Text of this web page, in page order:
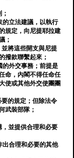
的立法建議，以執行
規定，向尼提耶拉建
；
並將這些開支與尼提
撥款聯繫起來；
的外交事務；前提是
命，內閣不得任命任
使或其他外交使團團
要的規定；但除法令
武裝部隊；
，並提供合理和必要
出合理和必要的其他